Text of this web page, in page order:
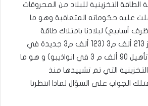
الطاقة التخزينية للبلاد من المحروقات
عليه حكوماته المتعاقبة وهو ما
أسابيع) لبلادنا بامتلاك طاقة
تخزينية جديدة تناهز 213 ألف م3 (123 ألف م3 جديدة في
انواكشوط و =إعادة تأهيل 90 ألف م 3 في انواذيبو) و هو ما
التي تم تشييدها منذ
الجواب على السؤال لماذا انتظرنا